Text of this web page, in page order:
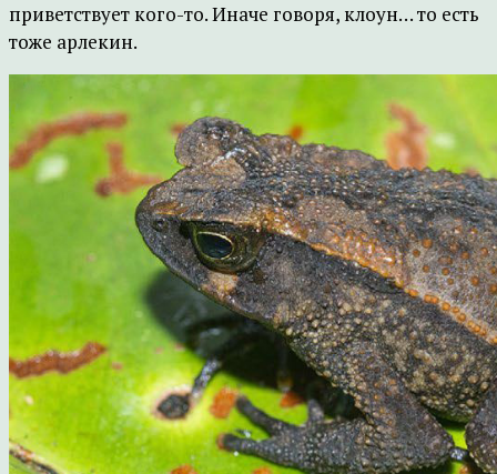
приветствует кого-то. Иначе говоря, клоун… то есть
тоже арлекин.